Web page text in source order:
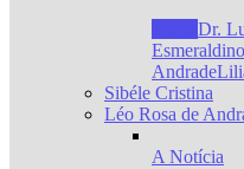
Dr.
Andrade
Sibéle Cristina
Léo Rosa de
A Notícia